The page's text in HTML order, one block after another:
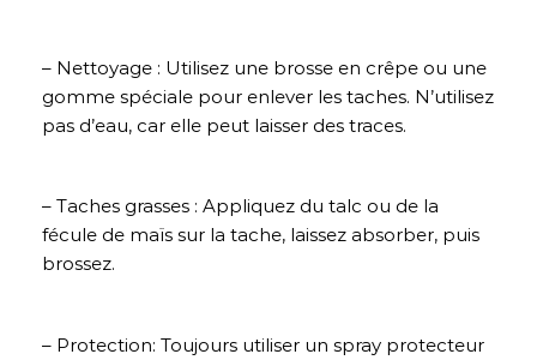
– Nettoyage : Utilisez une brosse en crêpe ou une
gomme spéciale pour enlever les taches. N’utilisez
pas d’eau, car elle peut laisser des traces.
– Taches grasses : Appliquez du talc ou de la
fécule de maïs sur la tache, laissez absorber, puis
brossez.
– Protection: Toujours utiliser un spray protecteur